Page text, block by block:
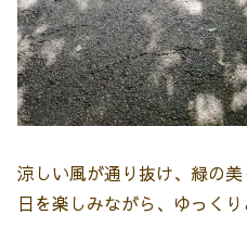
涼しい風が通り抜け、緑の
日を楽しみながら、ゆっくり